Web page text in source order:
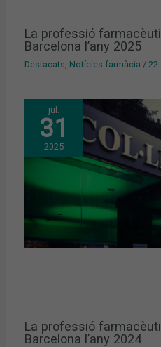
La professió
Barcelona l’any 2025
Destacats Notícies farmàcia /22
jul.
31
2025
La professió
Barcelona l’any 2024